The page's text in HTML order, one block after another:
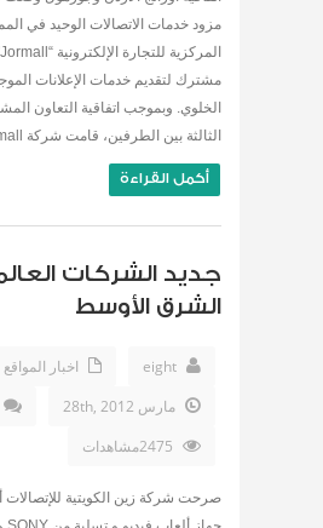
مزود خدمات الاتصالات الوحيد في
مشترك لتقديم خدمات الإعلانات
الخلوي. وبموجب اتفاقية التعاون
الثالثة بين الطرفين، قامت شركة Jormall، ...
أكمل القراءة
جديد الشركات
الشرق الأوسط
eight
اخبار
مارس 28th, 2012
صرحت شركة زين الكويتية